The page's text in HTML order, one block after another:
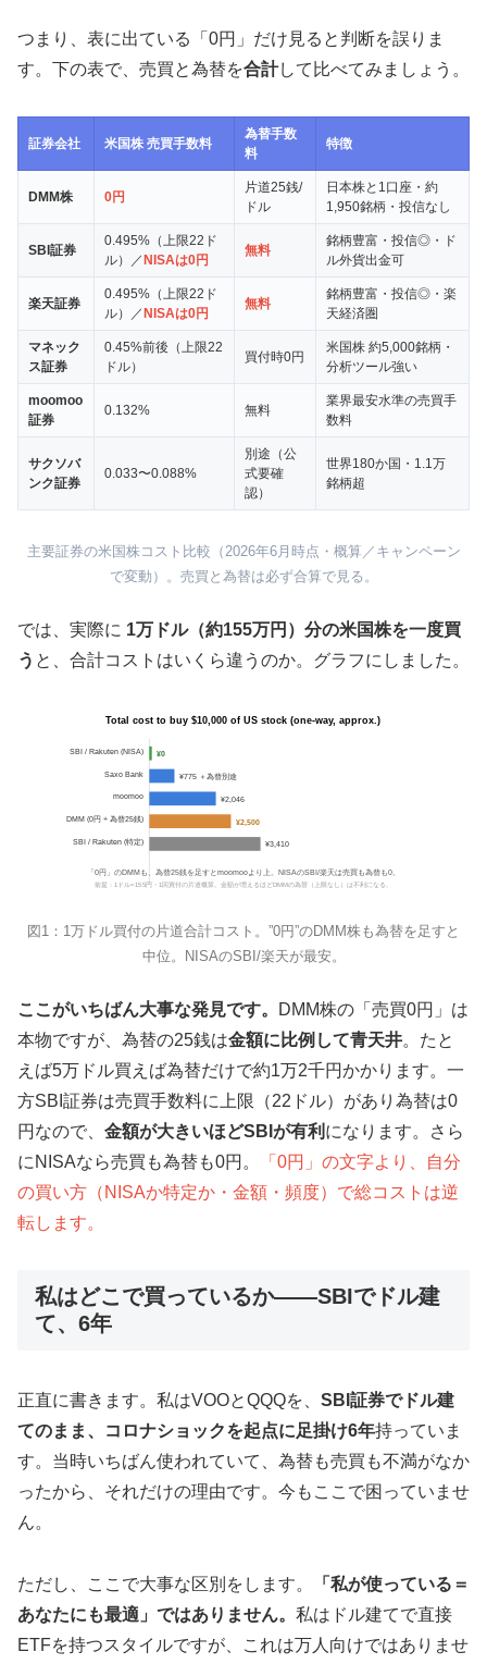
つまり、表に出ている「0円」だけ見ると判断を誤りま
す。下の表で、売買と為替を合計して比べてみましょう。
証券会社 米国株 売買手数料
為替手数
料
特徴
DMM株 0円
片道25銭/
ドル
日本株と1口座・約
1,950銘柄・投信なし
SBI証券
0.495%（上限22ド
ル）／ NISAは0円
無料
銘柄豊富・投信◎・ド
ル外貨出金可
楽天証券
0.495%（上限22ド
ル）／ NISAは0円
無料
銘柄豊富・投信◎・楽
天経済圏
マネック
ス証券
0.45%前後（上限22
ドル）
買付時0円
米国株 約5,000銘柄・
分析ツール強い
moomoo
証券
0.132% 無料
業界最安水準の売買手
数料
サクソバ
ンク証券
0.033〜0.088%
別途（公
式要確
認）
世界180か国・1.1万
銘柄超
主要証券の米国株コスト比較（2026年6月時点・概算／キャンペーン
で変動）。売買と為替は必ず合算で見る。
では、実際に 1万ドル（約155万円）分の米国株を一度買
う と、合計コストはいくら違うのか。グラフにしました。
Total cost to buy $10,000 of US stock (one-way, approx.)
SBI / Rakuten (NISA) ¥0
Saxo Bank ¥775 ＋為替別途
moomoo ¥2,046
DMM (0円 + 為替25銭) ¥2,500
SBI / Rakuten (特定) ¥3,410
「0円」のDMMも、為替25銭を足すとmoomooより上。NISAのSBI/楽天は売買も為替も0。
前提：1ドル=155円・1回買付の片道概算。金額が増えるほどDMMの為替（上限なし）は不利になる。
図1：1万ドル買付の片道合計コスト。”0円”のDMM株も為替を足すと
中位。NISAのSBI/楽天が最安。
ここがいちばん大事な発見です。
DMM株の「売買0円」は
本物ですが、為替の25銭は金額に比例して青天井。たと
えば5万ドル買えば為替だけで約1万2千円かかります。一
方SBI証券は売買手数料に上限（22ドル）があり為替は0
円なので、 金額が大きいほどSBIが有利 になります。さら
にNISAなら売買も為替も0円。
「0円」の文字より、自分
の買い方（NISAか特定か・金額・頻度）で総コストは逆
転します。
私はどこで買っているか——SBIでドル建
て、6年
正直に書きます。私はVOOとQQQを、 SBI証券でドル建
てのまま、コロナショックを起点に足掛け6年持っていま
す。当時いちばん使われていて、為替も売買も不満がなか
ったから、それだけの理由です。今もここで困っていませ
ん。
ただし、ここで大事な区別をします。
「私が使っている＝
あなたにも最適」ではありません。 私はドル建てで直接
ETFを持つスタイルですが、これは万人向けではありませ